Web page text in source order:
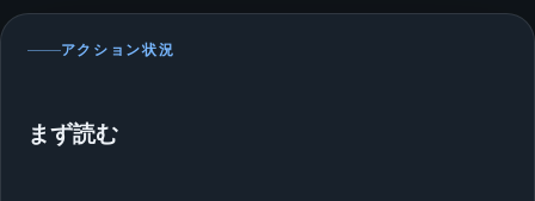
アクション状況
まず読む